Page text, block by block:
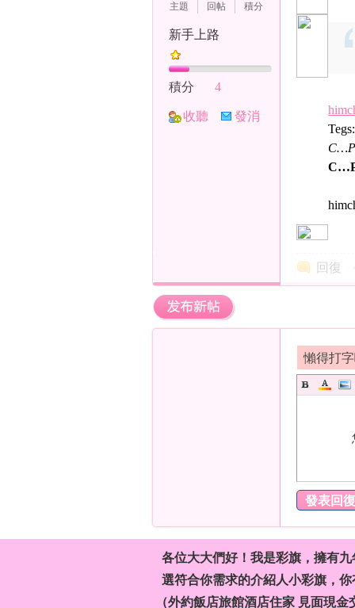
主題
回帖
積分
新手上路
積分 4
收聽
發消
回復
懶得打
發表回復
各位大大們好！我是彩旗，擁有
選符合你需求的介紹人小彩旗，
（外約飯店旅館酒店住家 見面現